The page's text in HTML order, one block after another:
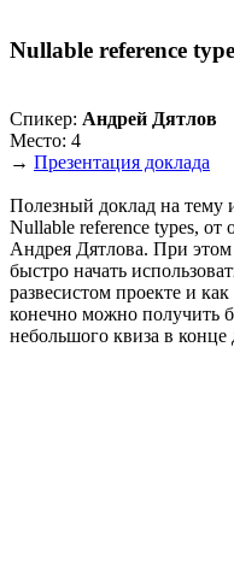
Nullable reference
Спикер: Андрей Дятлов
Место: 4
→ Презентация доклада
Полезный доклад на тему
Nullable reference types, от
Андрея Дятлова. При этом
быстро начать
развесистом проекте и
конечно можно получить
небольшого квиза в конце